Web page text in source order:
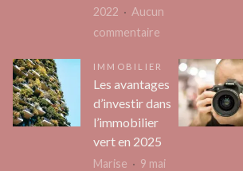
2022
Aucun
commentaire
outils
indispensables
les
IMMOBILIER
Les avantages
d’investir dans
l’immobilier
vert en 2025
Marise
9 mai